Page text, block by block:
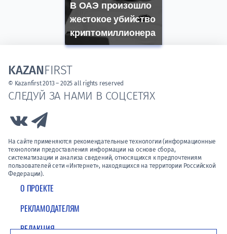
В ОАЭ произошло
жестокое убийство
криптомиллионера
О ПРОЕКТЕ
РЕКЛАМОДАТЕЛЯМ
РЕДАКЦИЯ
СЛЕДУЙ ЗА НАМИ В СОЦСЕТЯХ
Link to Vk
На сайте применяются рекомендательные технологии (информационные
технологии предоставления информации на основе сбора,
систематизации и анализа сведений, относящихся к предпочтениям
пользователей сети «Интернет», находящихся на территории Российской
Федерации).
KAZANFIRST
© Kazanfirst 2013 – 2025 all rights reserved